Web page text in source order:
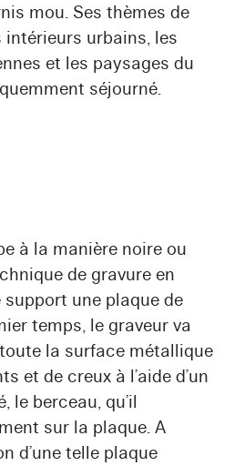
mou. Ses thèmes de
urbains, les
et les paysages du
séjourné.
à la manière noire ou
de gravure en
une plaque de
temps, le graveur va
la surface métallique
et de creux à l’aide d’un
le berceau, qu’il
sur la plaque. A
d’une telle plaque